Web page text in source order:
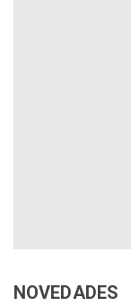
NOVEDADES